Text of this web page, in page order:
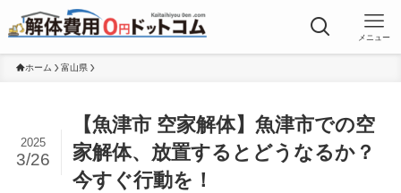
メニュー
ホーム 富山県
【魚津市 空家解体】魚津市での空
家解体、放置するとどうなるか？
今すぐ行動を！
2025
3/26